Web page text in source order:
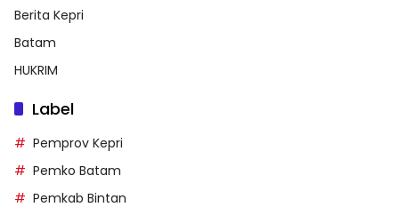
Berita Kepri
Batam
HUKRIM
Label
Pemprov Kepri
Pemko Batam
Pemkab Bintan